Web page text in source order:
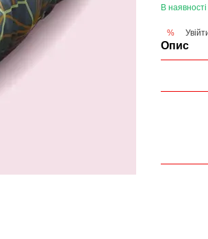
В наявності
%
Опис